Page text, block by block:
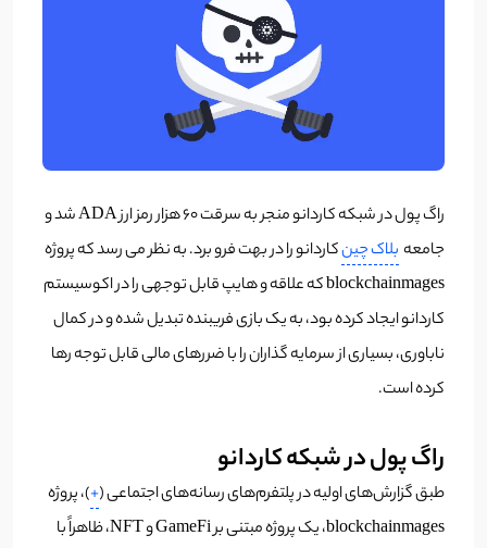
راگ پول در شبکه کاردانو منجر به سرقت 60 هزار رمز ارز ADA شد و
جامعه بلاک چینکاردانو را در بهت فرو برد. به نظر می رسد که پروژه
blockchainmages که علاقه و هایپ قابل توجهی را در اکوسیستم
کاردانو ایجاد کرده بود، به یک بازی فریبنده تبدیل شده و در کمال
ناباوری، بسیاری از سرمایه گذاران را با ضررهای مالی قابل توجه رها
کرده است.
راگ پول در شبکه کاردانو
طبق گزارش‌های اولیه در پلتفرم‌های رسانه‌های اجتماعی (+)، پروژه
blockchainmages، یک پروژه مبتنی بر GameFi و NFT، ظاهراً با